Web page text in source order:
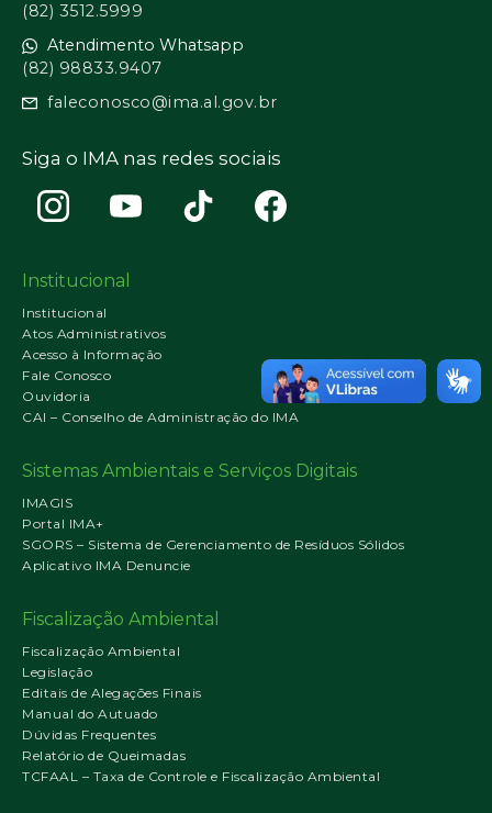
(82) 3512.5999
Atendimento Whatsapp
(82) 98833.9407
faleconosco@ima.al.gov.br
Siga o IMA nas redes sociais
Institucional
Institucional
Atos Administrativos
Acesso à Informação
Fale Conosco
Ouvidoria
CAI – Conselho de Administração do IMA
Sistemas Ambientais e Serviços Digitais
IMAGIS
Portal IMA+
SGORS – Sistema de Gerenciamento de Resíduos Sólidos
Aplicativo IMA Denuncie
Fiscalização Ambiental
Fiscalização Ambiental
Legislação
Editais de Alegações Finais
Manual do Autuado
Dúvidas Frequentes
Relatório de Queimadas
TCFAAL – Taxa de Controle e Fiscalização Ambiental